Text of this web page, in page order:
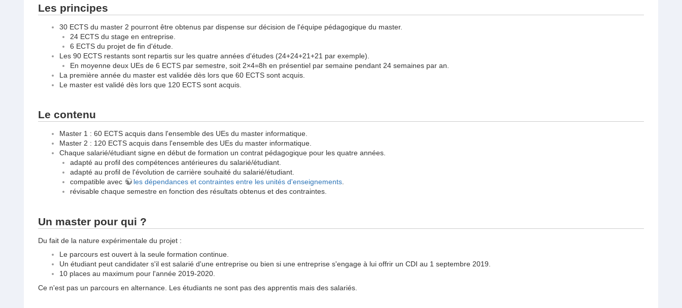
Les principes
30 ECTS du master 2 pourront être obtenus par dispense sur décision de l'équipe pédagogique du master.
24 ECTS du stage en entreprise.
6 ECTS du projet de fin d'étude.
Les 90 ECTS restants sont repartis sur les quatre années d'études (24+24+21+21 par exemple).
En moyenne deux UEs de 6 ECTS par semestre, soit 2×4=8h en présentiel par semaine pendant 24 semaines par an.
La première année du master est validée dès lors que 60 ECTS sont acquis.
Le master est validé dès lors que 120 ECTS sont acquis.
Le contenu
Master 1 : 60 ECTS acquis dans l'ensemble des UEs du master informatique.
Master 2 : 120 ECTS acquis dans l'ensemble des UEs du master informatique.
Chaque salarié/étudiant signe en début de formation un contrat pédagogique pour les quatre années.
adapté au profil des compétences antérieures du salarié/étudiant.
adapté au profil de l'évolution de carrière souhaité du salarié/étudiant.
compatible avec
les dépendances et contraintes entre les unités d'enseignements.
révisable chaque semestre en fonction des résultats obtenus et des contraintes.
Un master pour qui ?
Du fait de la nature expérimentale du projet :
Le parcours est ouvert à la seule formation continue.
Un étudiant peut candidater s'il est salarié d'une entreprise ou bien si une entreprise s'engage à lui offrir un CDI au 1 septembre 2019.
10 places au maximum pour l'année 2019-2020.
Ce n'est pas un parcours en alternance. Les étudiants ne sont pas des apprentis mais des salariés.